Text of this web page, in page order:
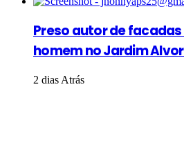
Preso autor de
homem no Jardim
2 dias Atrás